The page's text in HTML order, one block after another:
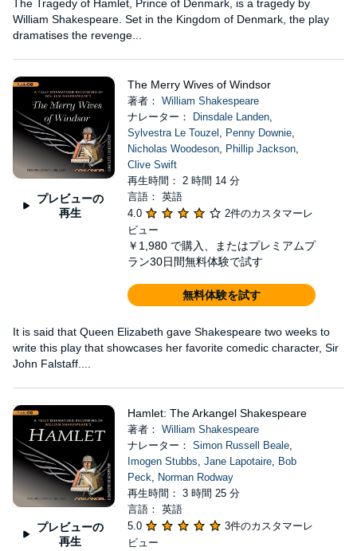
The Tragedy of Hamlet, Prince of Denmark, is a tragedy by
William Shakespeare. Set in the Kingdom of Denmark, the play
dramatises the revenge...
プレビューの
再生
The Merry Wives of Windsor
著者： William Shakespeare
ナレーター：
Dinsdale Landen,
Sylvestra Le Touzel , Penny Downie,
Nicholas Woodeson, Phillip Jackson,
Clive Swift
再生時間： 2 時間 14 分
言語： 英語
4.0
2件のカスタマーレ
ビュー
￥1,980 で購入、またはプレミアムプ
ラン30日間無料体験で試す
無料体験を試す
It is said that Queen Elizabeth gave Shakespeare two weeks to
write this play that showcases her favorite comedic character, Sir
John Falstaff....
プレビューの
再生
Hamlet: The Arkangel Shakespeare
著者： William Shakespeare
ナレーター： Simon Russell Beale,
Imogen Stubbs, Jane Lapotaire, Bob
Peck, Norman Rodway
再生時間： 3 時間 25 分
言語： 英語
5.0
3件のカスタマーレ
ビュー